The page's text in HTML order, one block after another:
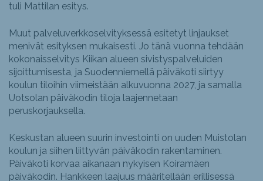
tuli Mattilan esitys.
Muut palveluverkkoselvityksessä esitetyt linjaukset
menivät esityksen mukaisesti. Jo tänä vuonna tehdään
kokonaisselvitys Kiikan alueen sivistyspalveluiden
sijoittumisesta, ja Suodenniemellä päiväkoti siirtyy
koulun tiloihin viimeistään alkuvuonna 2027, ja samalla
Uotsolan päiväkodin tiloja laajennetaan
peruskorjauksella.
Keskustan alueen suurin investointi on uuden Muistolan
koulun ja siihen liittyvän päiväkodin rakentaminen.
Päiväkoti korvaa aikanaan nykyisen Koiramäen
päiväkodin. Hankkeen laajuus määritellään erillisessä